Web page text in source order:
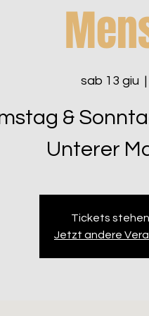
sab 13 giu
  |
&
Unterer
Tickets
Jetzt andere